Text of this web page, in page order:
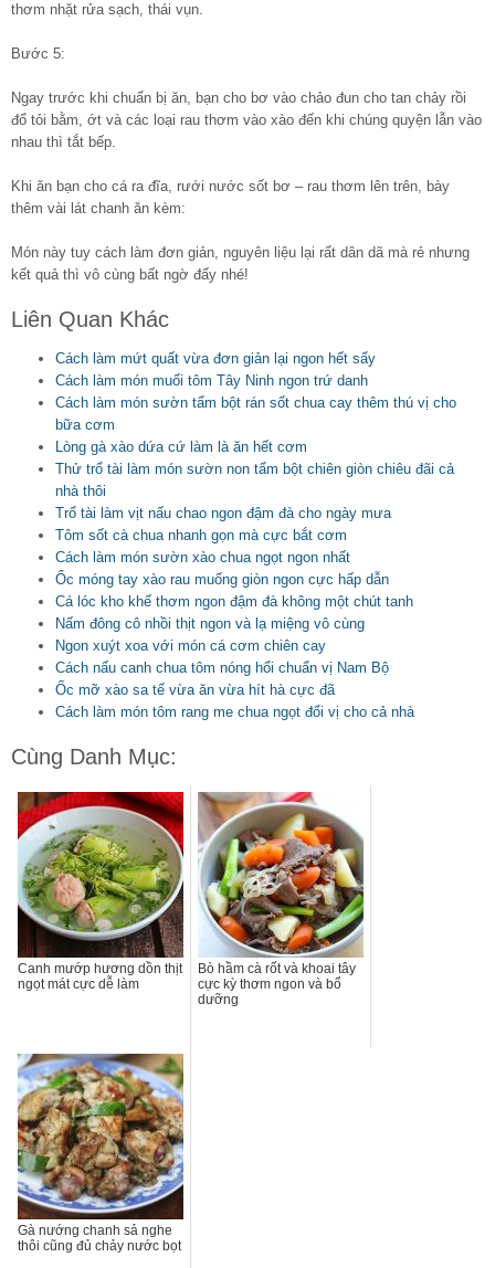
thơm nhặt rửa sạch, thái vụn.
Bước 5:
Ngay trước khi chuẩn bị ăn, bạn cho bơ vào chảo đun cho tan chảy rồi
đổ tỏi bằm, ớt và các loại rau thơm vào xào đến khi chúng quyện lẫn vào
nhau thì tắt bếp.
Khi ăn bạn cho cá ra đĩa, rưới nước sốt bơ – rau thơm lên trên, bày
thêm vài lát chanh ăn kèm:
Món này tuy cách làm đơn giản, nguyên liệu lại rất dân dã mà rẻ nhưng
kết quả thì vô cùng bất ngờ đấy nhé!
Liên Quan Khác
Cách làm mứt quất vừa đơn giản lại ngon hết sẩy
Cách làm món muối tôm Tây Ninh ngon trứ danh
Cách làm món sườn tẩm bột rán sốt chua cay thêm thú vị cho
bữa cơm
Lòng gà xào dứa cứ làm là ăn hết cơm
Thử trổ tài làm món sườn non tẩm bột chiên giòn chiêu đãi cả
nhà thôi
Trổ tài làm vịt nấu chao ngon đậm đà cho ngày mưa
Tôm sốt cà chua nhanh gọn mà cực bắt cơm
Cách làm món sườn xào chua ngọt ngon nhất
Ốc móng tay xào rau muống giòn ngon cực hấp dẫn
Cá lóc kho khế thơm ngon đậm đà không một chút tanh
Nấm đông cô nhồi thịt ngon và lạ miệng vô cùng
Ngon xuýt xoa với món cá cơm chiên cay
Cách nấu canh chua tôm nóng hổi chuẩn vị Nam Bộ
Ốc mỡ xào sa tế vừa ăn vừa hít hà cực đã
Cách làm món tôm rang me chua ngọt đổi vị cho cả nhà
Cùng Danh Mục:
Canh mướp hương dồn thịt
ngọt mát cực dễ làm
Bò hầm cà rốt và khoai tây
cực kỳ thơm ngon và bổ
dưỡng
Gà nướng chanh sả nghe
thôi cũng đủ chảy nước bọt